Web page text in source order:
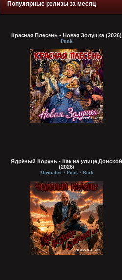
Популярные релизы за месяц
Красная Плесень - Новая Золушка (2026)
Punk
Ядрёный Корень - Как на улице Донской
(2026)
Alternative / Punk / Rock